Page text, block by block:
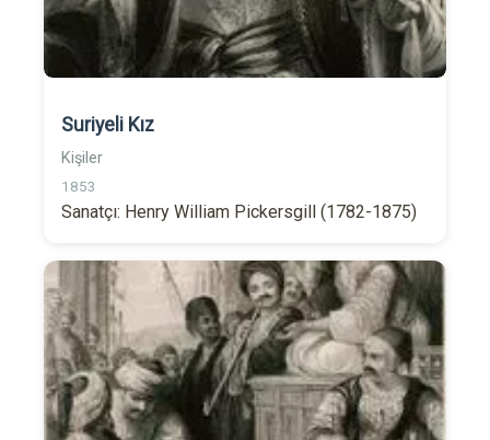
Suriyeli Kız
Kişiler
1853
Sanatçı: Henry William Pickersgill (1782-1875)